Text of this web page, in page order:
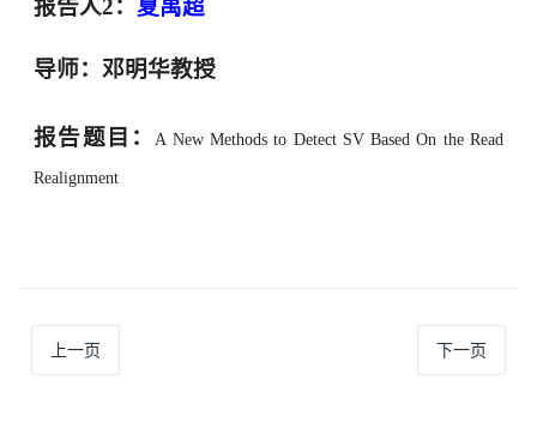
报告人2：夏禹超
导师：邓明华教授
报告题目： A New Methods to Detect SV Based On the Read
Realignment
上一页 下一页